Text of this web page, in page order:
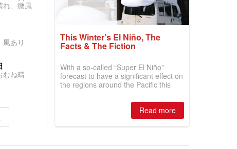
れ、微風
風あり
むね晴
This Winter’s El Niño, The
Facts & The Fiction
With a so-called “Super El Niño”
forecast to have a significant effect on
the regions around the Pacific this
is simple: book now or wait, and
where are the best odds?Read more